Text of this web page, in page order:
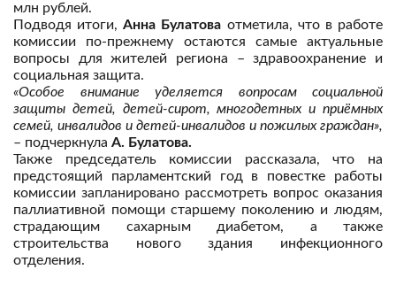
млн рублей.
Подводя итоги,Анна Булатова отметила, что в работе
комиссии по-прежнему остаются самые актуальные
вопросы для жителей региона – здравоохранение и
социальная защита.
«Особое внимание уделяется вопросам социальной
защиты детей, детей-сирот, многодетных и приёмных
семей, инвалидов и детей-инвалидов и пожилых граждан»,
– подчеркнула А. Булатова.
Также председатель комиссии рассказала, что на
предстоящий парламентский год в повестке работы
комиссии запланировано рассмотреть вопрос оказания
паллиативной помощи старшему поколению и людям,
страдающим сахарным диабетом, а также
строительства нового здания инфекционного
отделения.